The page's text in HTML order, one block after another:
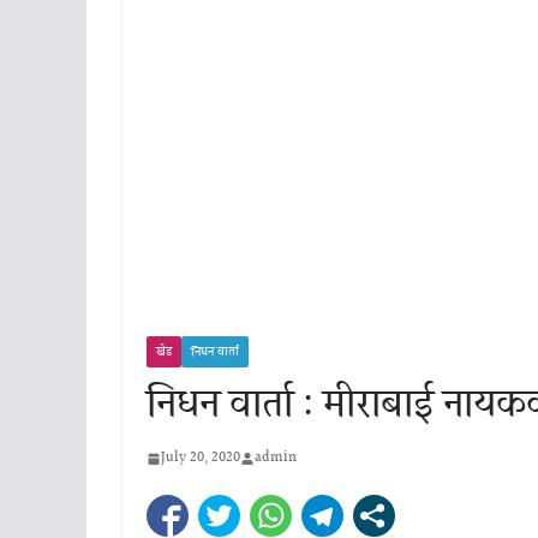
खेड निधन वार्ता
निधन वार्ता : मीराबाई
July 20, 2020 admin